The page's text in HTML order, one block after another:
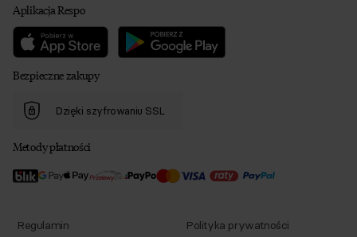
Aplikacja Respo
Bezpieczne zakupy
Dzięki szyfrowaniu SSL
Metody płatności
Regulamin Polityka prywatności